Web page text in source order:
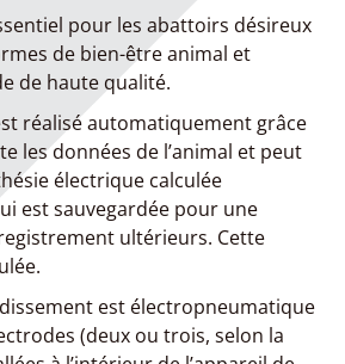
pour les abattoirs désireux
de bien-être animal et
de haute qualité.
réalisé automatiquement grâce
les données de l’animal et peut
électrique calculée
est sauvegardée pour une
ultérieurs. Cette
est électropneumatique
(deux ou trois, selon la